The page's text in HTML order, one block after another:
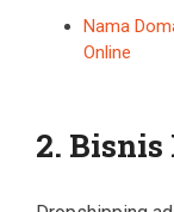
Nama
Online
2.